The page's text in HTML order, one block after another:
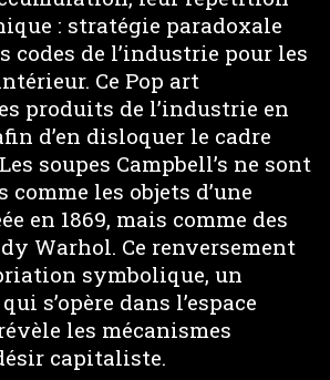
: stratégie paradoxale
de l’industrie pour les
Ce Pop art
produits de l’industrie en
d’en disloquer le cadre
soupes Campbell’s ne sont
comme les objets d’une
en 1869, mais comme des
Warhol. Ce renversement
symbolique, un
s’opère dans l’espace
les mécanismes
capitaliste.